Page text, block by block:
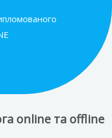
online та offline